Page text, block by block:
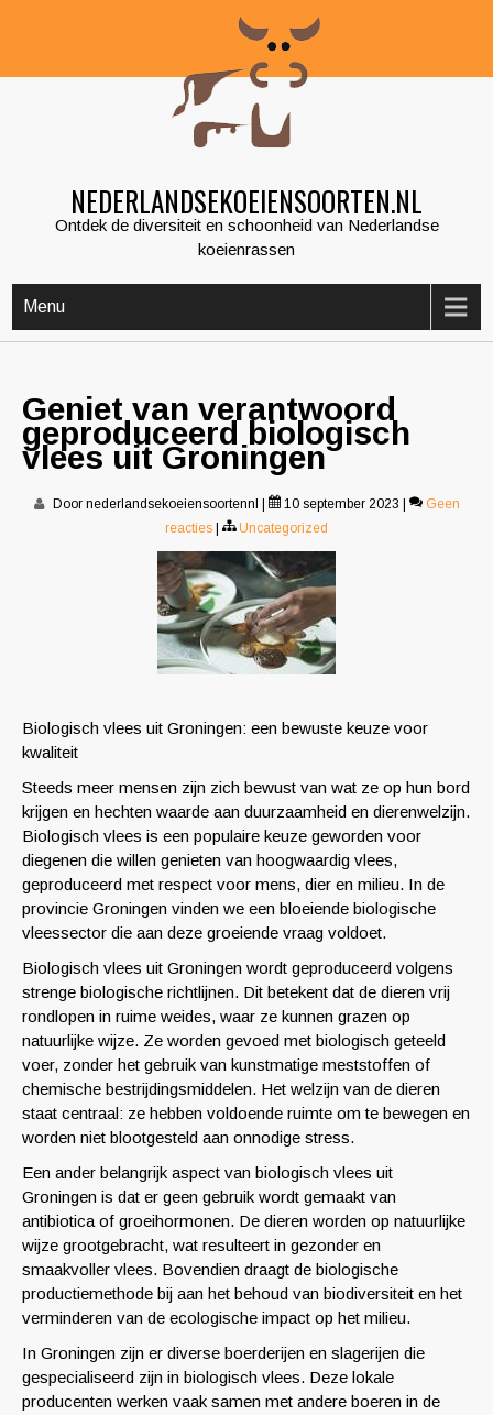
NEDERLANDSEKOEIENSOORTEN.NL
Ontdek de diversiteit en schoonheid van Nederlandse
koeienrassen
Menu
Geniet van verantwoord
geproduceerd biologisch
vlees uit Groningen
Door nederlandsekoeiensoortennl 10 september 2023
Geen
reacties
Uncategorized
Biologisch vlees uit Groningen: een bewuste keuze voor
kwaliteit
Steeds meer mensen zijn zich bewust van wat ze op hun bord
krijgen en hechten waarde aan duurzaamheid en dierenwelzijn.
Biologisch vlees is een populaire keuze geworden voor
diegenen die willen genieten van hoogwaardig vlees,
geproduceerd met respect voor mens, dier en milieu. In de
provincie Groningen vinden we een bloeiende biologische
vleessector die aan deze groeiende vraag voldoet.
Biologisch vlees uit Groningen wordt geproduceerd volgens
strenge biologische richtlijnen. Dit betekent dat de dieren vrij
rondlopen in ruime weides, waar ze kunnen grazen op
natuurlijke wijze. Ze worden gevoed met biologisch geteeld
voer, zonder het gebruik van kunstmatige meststoffen of
chemische bestrijdingsmiddelen. Het welzijn van de dieren
staat centraal: ze hebben voldoende ruimte om te bewegen en
worden niet blootgesteld aan onnodige stress.
Een ander belangrijk aspect van biologisch vlees uit
Groningen is dat er geen gebruik wordt gemaakt van
antibiotica of groeihormonen. De dieren worden op natuurlijke
wijze grootgebracht, wat resulteert in gezonder en
smaakvoller vlees. Bovendien draagt de biologische
productiemethode bij aan het behoud van biodiversiteit en het
verminderen van de ecologische impact op het milieu.
In Groningen zijn er diverse boerderijen en slagerijen die
gespecialiseerd zijn in biologisch vlees. Deze lokale
producenten werken vaak samen met andere boeren in de